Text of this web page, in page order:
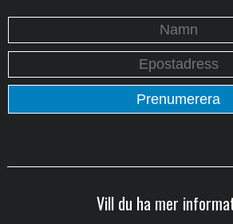
Vill du ha mer